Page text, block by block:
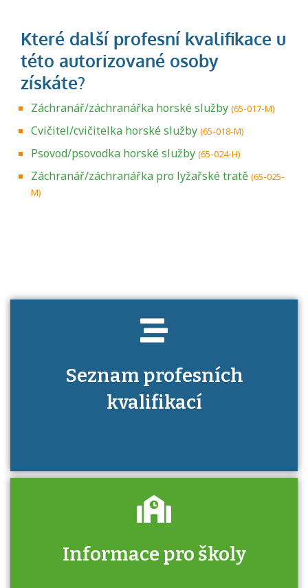
Záchranář/záchranářka horské služby (65-017-M)
Cvičitel/cvičitelka horské služby (65-018-M)
Psovod/psovodka horské služby (65-024-H)
Záchranář/záchranářka pro lyžařské tratě (65-025-
M)
Seznam profesních
kvalifikací
Informace pro školy
Zjistěte, jak se přihlásit ke zkoušce a kde